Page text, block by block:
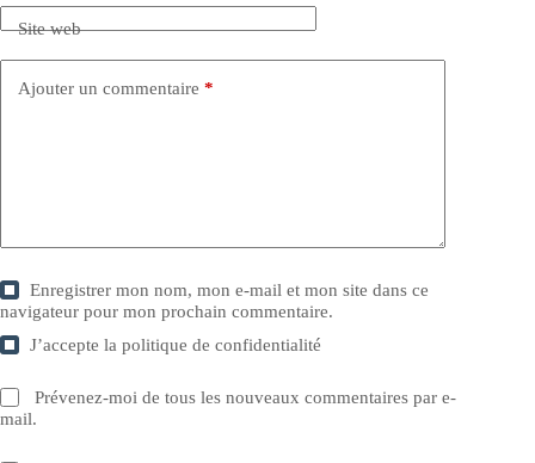
Site web
Ajouter un commentaire *
Enregistrer mon nom, mon e-mail et mon site dans ce
navigateur pour mon prochain commentaire.
J’accepte lapolitique de confidentialité
Prévenez-moi de tous les nouveaux commentaires par e-
mail.